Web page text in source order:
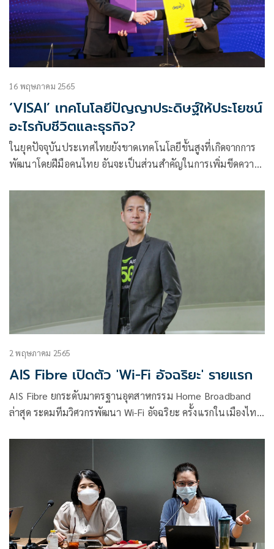
16 พฤษภาคม 2565
‘VISAI’ เทคโนโลยีปัญญาประดิษฐ์ให้ประโยชน์
อะไรกับชีวิตและธุรกิจ?
ในยุคปัจจุบันประเทศไทยยังขาดเทคโนโลยีขั้นสูงที่เกิดจากการ
พัฒนาโดยฝีมือคนไทย อันจะเป็นส่วนสำคัญในการเพิ่มขีดความ
2 พฤษภาคม 2565
AIS Fibre เปิดตัว 'Wi-Fi อัจฉริยะ' รายแรก
AIS Fibre ยกระดับมาตรฐานอุตสาหกรรม Home Broadband
ล่าสุด ระดมทีมวิศวกรพัฒนา Wi-Fi อัจฉริยะ ครั้งแรกในเมืองไทย
งานในบ้านให้สมาชิกในครอบครัวที่แม้จะใช้บริการต่างกัน แต่ได้
ความเร็วและความหน่วงในระดับสุดยอดแบบ VIP เหมือนกัน